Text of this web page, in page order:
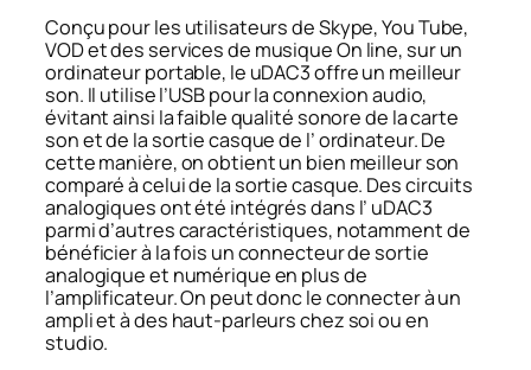
Conçu pour les utilisateurs de Skype, You Tube,
VOD et des services de musique On line, sur un
ordinateur portable, le uDAC3 offre un meilleur
son. Il utilise l’USB pour la connexion audio,
évitant ainsi la faible qualité sonore de la carte
son et de la sortie casque de l’ ordinateur. De
cette manière, on obtient un bien meilleur son
comparé à celui de la sortie casque. Des circuits
analogiques ont été intégrés dans l’ uDAC3
parmi d’autres caractéristiques, notamment de
bénéficier à la fois un connecteur de sortie
analogique et numérique en plus de
l’amplificateur. On peut donc le connecter à un
ampli et à des haut-parleurs chez soi ou en
studio.